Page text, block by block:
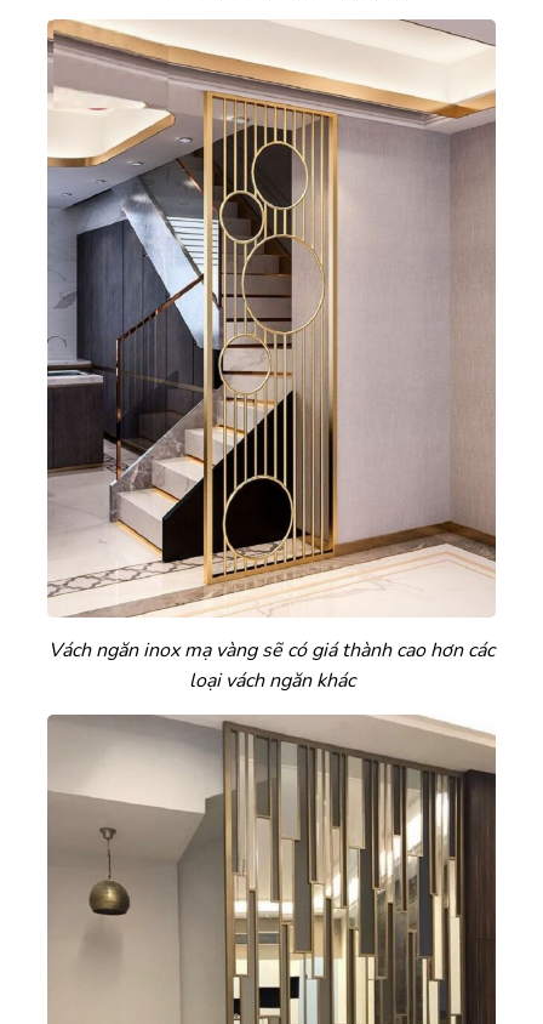
Vách ngăn inox mạ vàng sẽ có giá thành cao hơn các
loại vách ngăn khác